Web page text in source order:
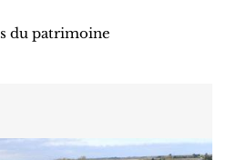
du patrimoine